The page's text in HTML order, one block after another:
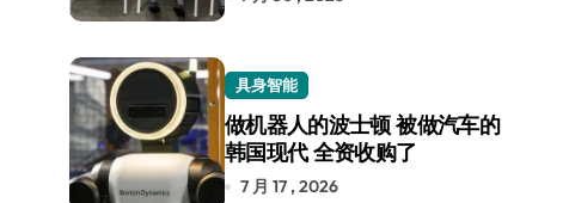
具身智能
做机器人的波士顿 被做汽车的
韩国现代 全资收购了
7 月 17 , 2026